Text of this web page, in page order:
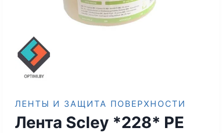
ЛЕНТЫ И ЗАЩИТА ПОВЕРХНОСТИ
Лента Scley *228* PE